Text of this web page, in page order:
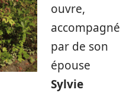
ouvre,
accompagné
par de son
épouse
Sylvie